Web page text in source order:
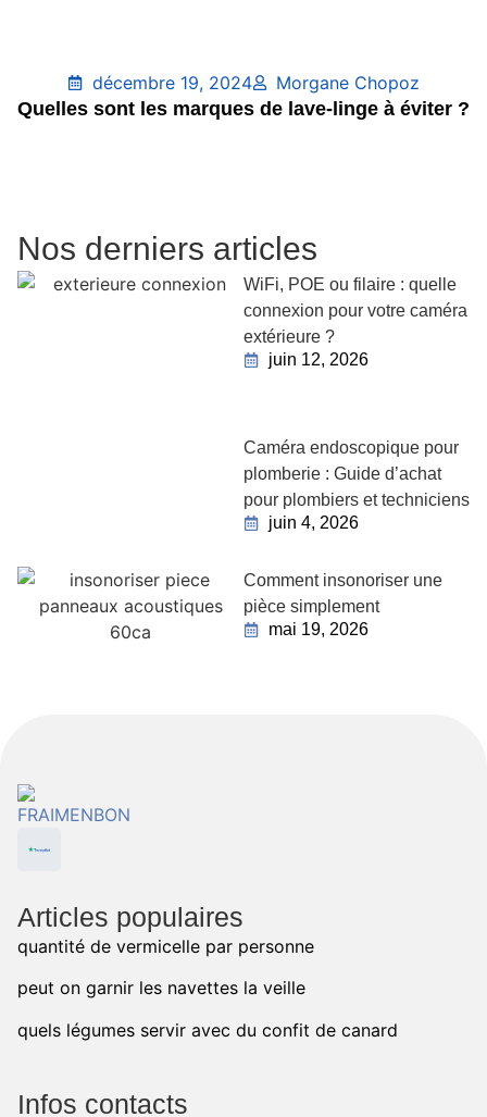
décembre 19, 2024
Morgane Chopoz
Quelles sont les marques de lave-linge à éviter ?
Nos derniers articles
WiFi, POE ou filaire : quelle
connexion pour votre caméra
extérieure ?
juin 12, 2026
Caméra endoscopique pour
plomberie : Guide d’achat
pour plombiers et techniciens
juin 4, 2026
Comment insonoriser une
pièce simplement
mai 19, 2026
Articles populaires
quantité de vermicelle par personne
peut on garnir les navettes la veille
quels légumes servir avec du confit de canard
Infos contacts